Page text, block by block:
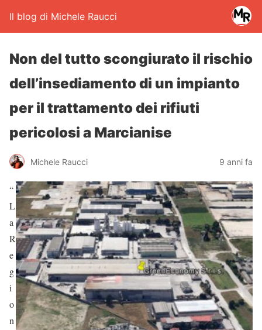
Il blog di Michele Raucci
Non del tutto scongiurato il rischio
dell’insediamento di un impianto
per il trattamento dei rifiuti
pericolosi a Marcianise
Michele Raucci 9 anni fa
“
L
a
R
e
g
i
o
n